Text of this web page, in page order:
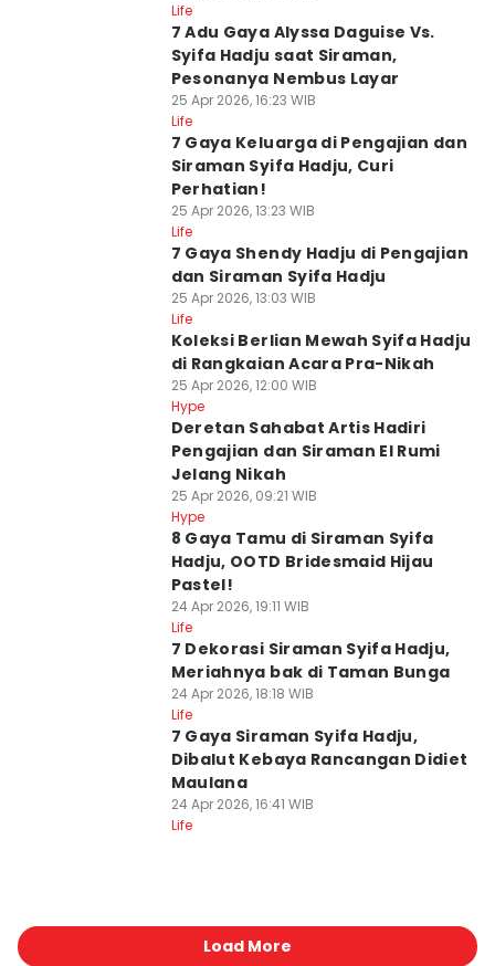
Life
7 Adu Gaya Alyssa Daguise Vs.
Syifa Hadju saat Siraman,
Pesonanya Nembus Layar
25 Apr 2026, 16:23 WIB
Life
7 Gaya Keluarga di Pengajian dan
Siraman Syifa Hadju, Curi
Perhatian!
25 Apr 2026, 13:23 WIB
Life
7 Gaya Shendy Hadju di Pengajian
dan Siraman Syifa Hadju
25 Apr 2026, 13:03 WIB
Life
Koleksi Berlian Mewah Syifa Hadju
di Rangkaian Acara Pra-Nikah
25 Apr 2026, 12:00 WIB
Hype
Deretan Sahabat Artis Hadiri
Pengajian dan Siraman El Rumi
Jelang Nikah
25 Apr 2026, 09:21 WIB
Hype
8 Gaya Tamu di Siraman Syifa
Hadju, OOTD Bridesmaid Hijau
Pastel!
24 Apr 2026, 19:11 WIB
Life
7 Dekorasi Siraman Syifa Hadju,
Meriahnya bak di Taman Bunga
24 Apr 2026, 18:18 WIB
Life
7 Gaya Siraman Syifa Hadju,
Dibalut Kebaya Rancangan Didiet
Maulana
24 Apr 2026, 16:41 WIB
Life
Load More